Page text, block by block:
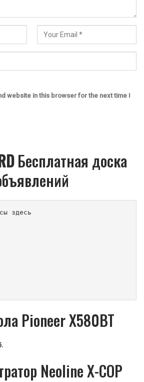
website in this browser for the next time I
Бесплатная доска
здесь
Pioneer X580BT
Neoline X-COP